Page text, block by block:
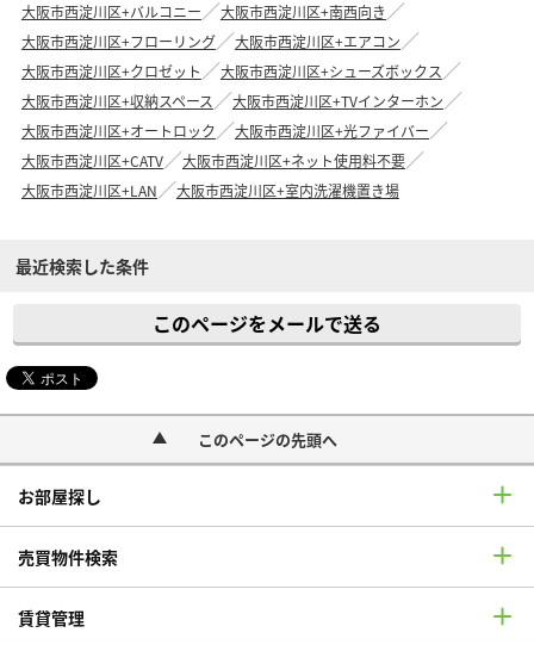
大阪市西淀川区+バルコニー
大阪市西淀川区+南西向き
大阪市西淀川区+フローリング
大阪市西淀川区+エアコン
大阪市西淀川区+クロゼット
大阪市西淀川区+シューズボックス
大阪市西淀川区+収納スペース
大阪市西淀川区+TVインターホン
大阪市西淀川区+オートロック
大阪市西淀川区+光ファイバー
大阪市西淀川区+CATV
大阪市西淀川区+ネット使用料不要
大阪市西淀川区+LAN
大阪市西淀川区+室内洗濯機置き場
最近検索した条件
このページをメールで送る
このページの先頭へ
お部屋探し
売買物件検索
賃貸管理